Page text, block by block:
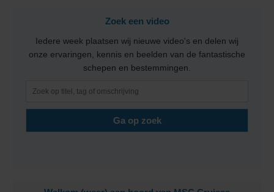
Zoek een video
Iedere week plaatsen wij nieuwe video's en delen wij
onze ervaringen, kennis en beelden van de fantastische
schepen en bestemmingen.